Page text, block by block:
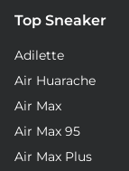
Top Sneaker
Adilette
Air Huarache
Air Max
Air Max 95
Air Max Plus